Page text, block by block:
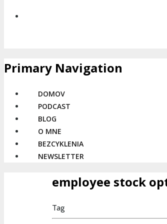
Primary Navigation
DOMOV
PODCAST
BLOG
O MNE
BEZCYKLENIA
NEWSLETTER
employee stock
Tag